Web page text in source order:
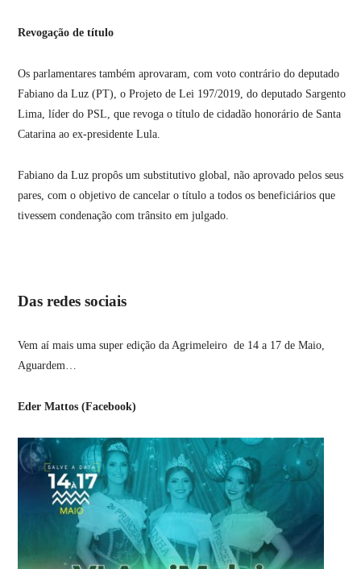
Revogação de título
Os parlamentares também aprovaram, com voto contrário do deputado
Fabiano da Luz (PT), o Projeto de Lei 197/2019, do deputado Sargento
Lima, líder do PSL, que revoga o título de cidadão honorário de Santa
Catarina ao ex-presidente Lula.
Fabiano da Luz propôs um substitutivo global, não aprovado pelos seus
pares, com o objetivo de cancelar o título a todos os beneficiários que
tivessem condenação com trânsito em julgado.
Das redes sociais
Vem aí mais uma super edição da Agrimeleiro de 14 a 17 de Maio,
Aguardem…
Eder Mattos (Facebook)